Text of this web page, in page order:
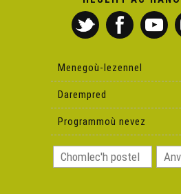
Menegoù-lezennel
Darempred
Programmoù nevez